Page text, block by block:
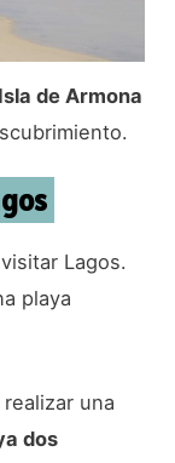
de Armona
Lagos.
playa
una
dos